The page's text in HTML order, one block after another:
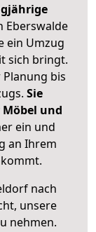
Eberswalde
ein Umzug
sich bringt.
bis
Sie
und
ein und
an Ihrem
nach
unsere
nehmen.